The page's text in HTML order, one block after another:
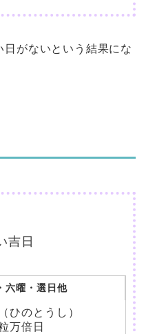
がないという結果にな
吉日
六曜・選日他
ひのとうし）
万倍日